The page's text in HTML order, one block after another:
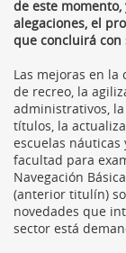
de este
alegaciones, el
que concluirá
Las mejoras en
de recreo, la
administrativos,
títulos, la
escuelas
facultad para
Navegación
(anterior titulín)
novedades que
sector está